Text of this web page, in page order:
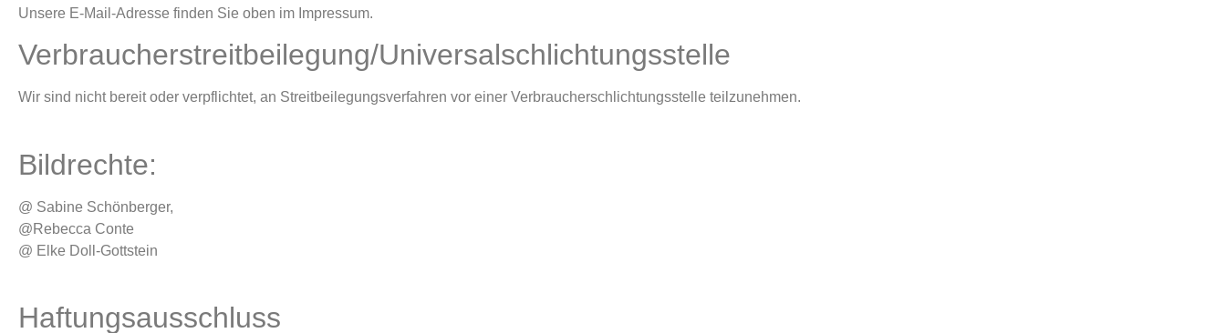
Unsere E-Mail-Adresse finden Sie oben im Impressum.
Verbraucher­streit­beilegung/Universal­schlichtungs­stelle
Wir sind nicht bereit oder verpflichtet, an Streitbeilegungsverfahren vor einer Verbraucherschlichtungsstelle teilzunehmen.
Bildrechte:
@ Sabine Schönberger,
@Rebecca Conte
@ Elke Doll-Gottstein
Haftungsausschluss